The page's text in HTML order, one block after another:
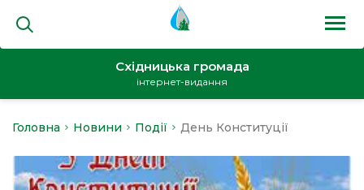
Східницька громада
інтернет-видання
Головна Новини Події День Конституції